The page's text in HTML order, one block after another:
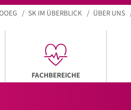
SK IM ÜBERBLICK ÜBER UNS
FACHBEREICHEAKTUELLER